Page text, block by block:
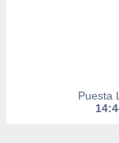
Puesta